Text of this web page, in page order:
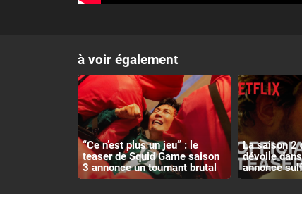
à voir également
“Ce n’est plus un jeu” : le
teaser de Squid Game saison
3 annonce un tournant brutal
La saison 2
dévoile
annonce